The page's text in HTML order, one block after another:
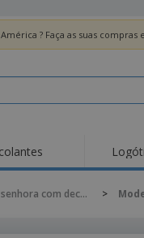
? Faça as suas compras
Russell | Casaco de malha de senhora com decote em v >